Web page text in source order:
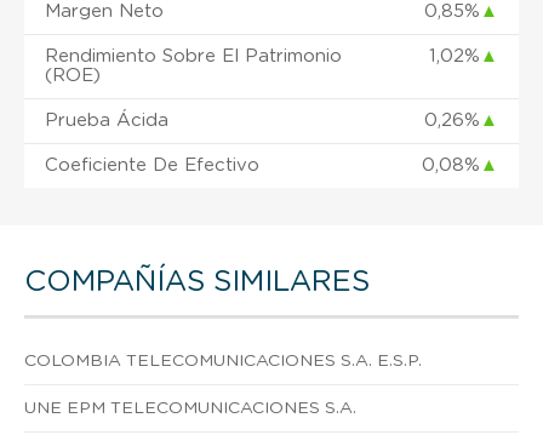
Margen Neto 0,85% ▲
Rendimiento Sobre El Patrimonio
(ROE)
1,02% ▲
Prueba Ácida 0,26% ▲
Coeficiente De Efectivo 0,08% ▲
COMPAÑÍAS SIMILARES
COLOMBIA TELECOMUNICACIONES S.A. E.S.P.
UNE EPM TELECOMUNICACIONES S.A.